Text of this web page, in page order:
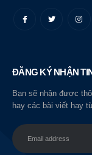
ĐĂNG KÝ NHẬN
Bạn sẽ nhận được
hay các bài viết hay